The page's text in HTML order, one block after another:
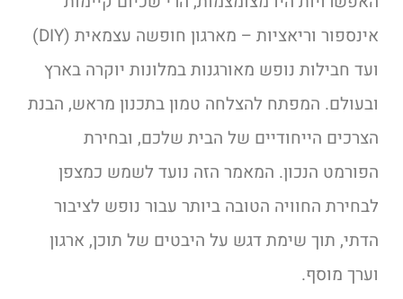
אינספור וריאציות – מארגון חופשה עצמאית (DIY)
ועד חבילות נופש מאורגנות במלונות יוקרה בארץ
ובעולם. המפתח להצלחה טמון בתכנון מראש, הבנת
הצרכים הייחודיים של הבית שלכם, ובחירת
הפורמט הנכון. המאמר הזה נועד לשמש כמצפן
לבחירת החוויה הטובה ביותר עבור נופש לציבור
הדתי, תוך שימת דגש על היבטים של תוכן, ארגון
וערך מוסף.